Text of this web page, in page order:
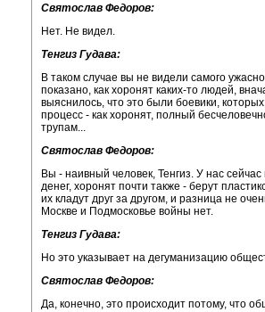
Святослав Федоров:
Нет. Не видел.
Тенгиз Гудава:
В таком случае вы не видели самого
показано, как хоронят каких-то людей,
выяснилось, что это были боевики,
процесс - как хоронят, полный
трупам...
Святослав Федоров:
Вы - наивный человек, Тенгиз. У нас
денег, хоронят почти также - берут
их кладут друг за другом, и разница не
Москве и Подмосковье войны нет.
Тенгиз Гудава:
Но это указывает на дегуманизацию
Святослав Федоров:
Да, конечно, это происходит потому, что